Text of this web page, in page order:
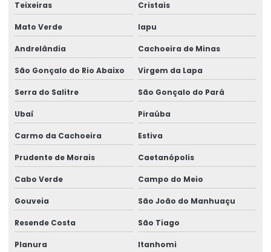
Teixeiras Cristais
Mato Verde Iapu
Andrelândia Cachoeira de Minas
São Gonçalo do Rio Abaixo Virgem da Lapa
Serra do Salitre São Gonçalo do Pará
Ubaí Piraúba
Carmo da Cachoeira Estiva
Prudente de Morais Caetanópolis
Cabo Verde Campo do Meio
Gouveia São João do Manhuaçu
Resende Costa São Tiago
Planura Itanhomi